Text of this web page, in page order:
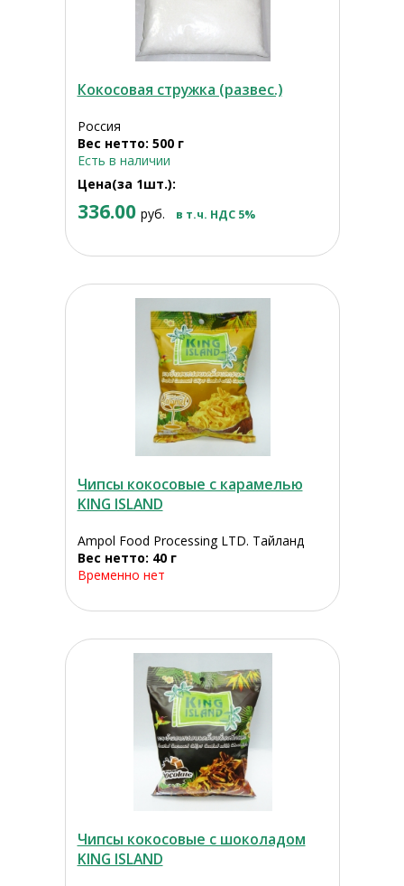
Кокосовая стружка (развес.)
Россия
Вес нетто: 500 г
Есть в наличии
Цена(за 1шт.):
336.00 руб. в т.ч. НДС 5%
Чипсы кокосовые с карамелью
KING ISLAND
Ampol Food Processing LTD. Тайланд
Вес нетто: 40 г
Временно нет
Чипсы кокосовые с шоколадом
KING ISLAND